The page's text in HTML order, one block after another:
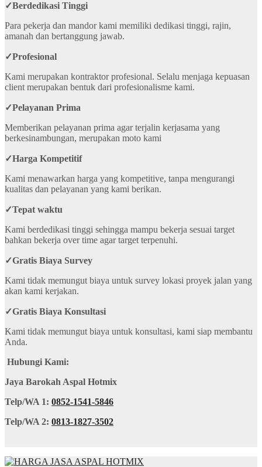
✓Berdedikasi Tinggi
Para pekerja dan mandor kami memiliki dedikasi tinggi, rajin,
amanah dan bertanggung jawab.
✓Profesional
Kami merupakan kontraktor profesional. Selalu menjaga kepuasan
client merupakan bentuk dari profesionalisme kami.
✓Pelayanan Prima
Memberikan pelayanan prima agar terjalin kerjasama yang
berkesinambungan, merupakan moto kami
✓Harga Kompetitif
Kami menawarkan harga yang kompetitive, tanpa mengurangi
kualitas dan pelayanan yang kami berikan.
✓Tepat waktu
Kami berdedikasi tinggi sehingga mampu bekerja sesuai target
bahkan bekerja over time agar target terpenuhi.
✓Gratis Biaya Survey
Kami tidak memungut biaya untuk survey lokasi proyek jalan yang
akan kami kerjakan.
✓Gratis Biaya Konsultasi
Kami tidak memungut biaya untuk konsultasi, kami siap membantu
Anda.
Hubungi Kami:
Jaya Barokah Aspal Hotmix
Telp/WA 1: 0852-1541-5846
Telp/WA 2: 0813-1827-3502